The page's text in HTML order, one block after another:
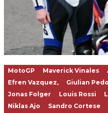
MotoGP Maverick Vinales
Efren Vazquez,
Giulian
Jonas Folger
Louis Rossi
Niklas Ajo
Sandro Cortese